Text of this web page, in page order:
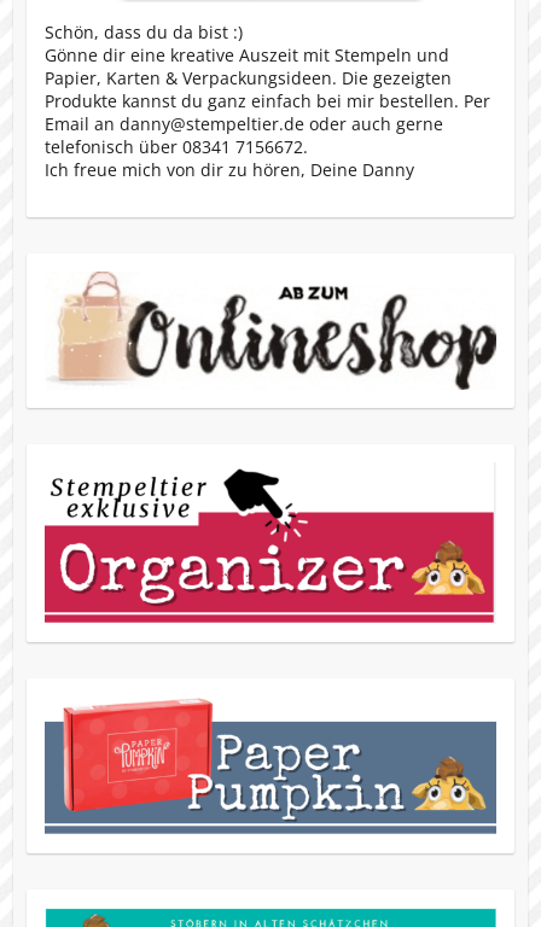
Schön, dass du da bist :)
Gönne dir eine kreative Auszeit mit Stempeln und
Papier, Karten & Verpackungsideen. Die gezeigten
Produkte kannst du ganz einfach bei mir bestellen. Per
Email an danny@stempeltier.de oder auch gerne
telefonisch über 08341 7156672.
Ich freue mich von dir zu hören, Deine Danny